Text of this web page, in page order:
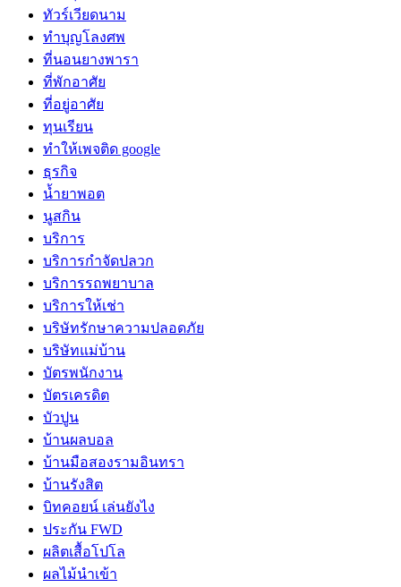
ทัวร์เวียดนาม
ทำบุญโลงศพ
ที่นอนยางพารา
ที่พักอาศัย
ที่อยู่อาศัย
ทุนเรียน
ทําให้เพจติด google
ธุรกิจ
น้ำยาพอต
นูสกิน
บริการ
บริการกำจัดปลวก
บริการรถพยาบาล
บริการให้เช่า
บริษัทรักษาความปลอดภัย
บริษัทแม่บ้าน
บัตรพนักงาน
บัตรเครดิต
บัวปูน
บ้านผลบอล
บ้านมือสองรามอินทรา
บ้านรังสิต
บิทคอยน์ เล่นยังไง
ประกัน FWD
ผลิตเสื้อโปโล
ผลไม้นำเข้า